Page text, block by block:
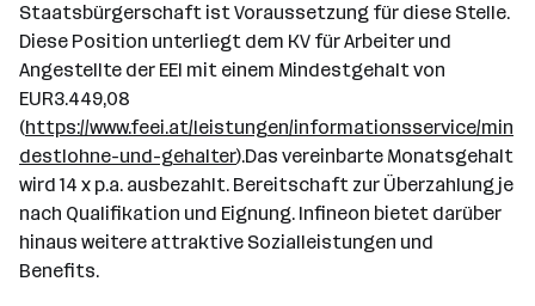
Staatsbürgerschaft ist Voraussetzung für diese Stelle.
Diese Position unterliegt dem KV für Arbeiter und
Angestellte der EEI mit einem Mindestgehalt von
EUR3.449,08
(https://www.feei.at/leistungen/informationsservice/min
destlohne-und-gehalter).Das vereinbarte Monatsgehalt
wird 14 x p.a. ausbezahlt. Bereitschaft zur Überzahlung je
nach Qualifikation und Eignung. Infineon bietet darüber
hinaus weitere attraktive Sozialleistungen und
Benefits.